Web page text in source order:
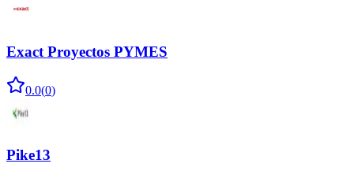
Exact Proyectos PYMES
0.0(0)
Pike13